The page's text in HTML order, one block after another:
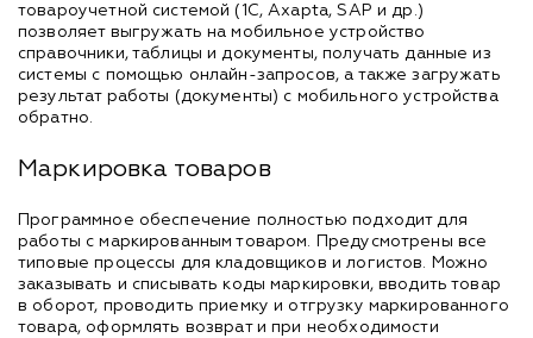
товароучетной системой (1С, Axapta, SAP и др.)
позволяет выгружать на мобильное устройство
справочники, таблицы и документы, получать данные из
системы с помощью онлайн-запросов, а также загружать
результат работы (документы) с мобильного устройства
обратно.
Маркировка товаров
Программное обеспечение полностью подходит для
работы с маркированным товаром. Предусмотрены все
типовые процессы для кладовщиков и логистов. Можно
заказывать и списывать коды маркировки, вводить товар
в оборот, проводить приемку и отгрузку маркированного
товара, оформлять возврат и при необходимости